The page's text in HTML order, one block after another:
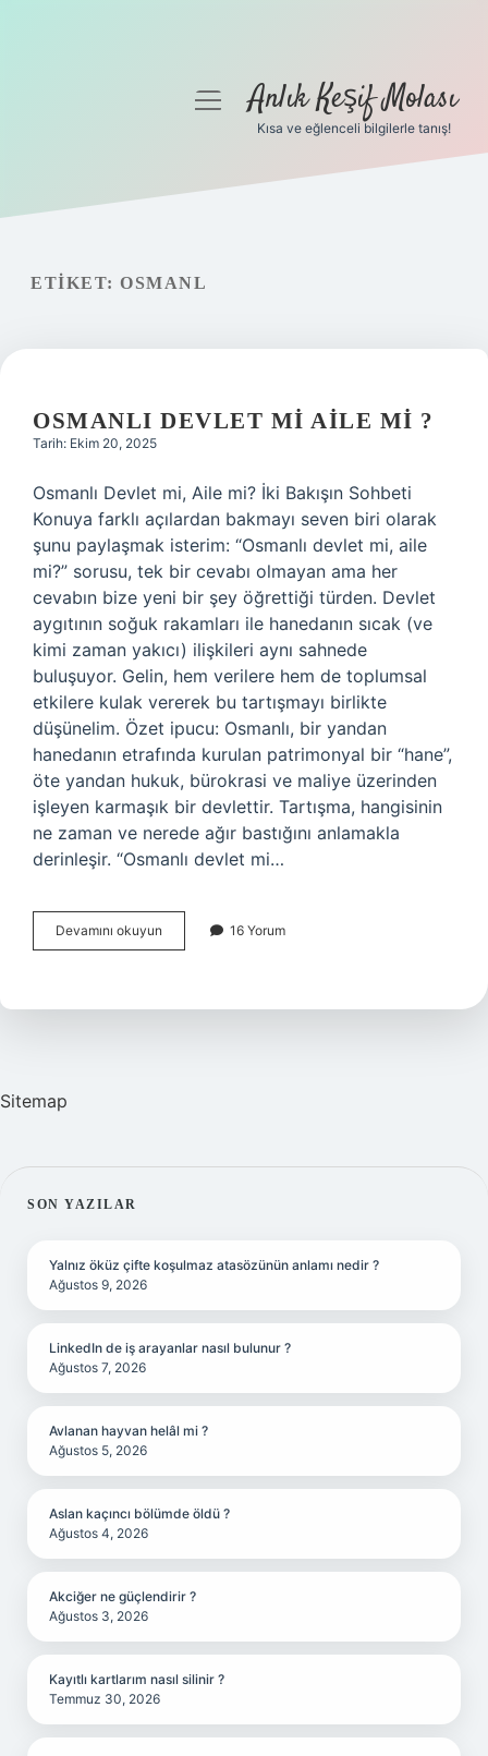
Gizlilik Politikası
menüyüAnlık Keşif Molası
Kısa ve eğlenceli bilgilerle tanış!
ETIKET: OSMANL
OSMANLI DEVLET MI AILE MI ?
Tarih: Ekim 20, 2025
Osmanlı Devlet mi, Aile mi? İki Bakışın Sohbeti
Konuya farklı açılardan bakmayı seven biri olarak
şunu paylaşmak isterim: “Osmanlı devlet mi, aile
mi?” sorusu, tek bir cevabı olmayan ama her
cevabın bize yeni bir şey öğrettiği türden. Devlet
aygıtının soğuk rakamları ile hanedanın sıcak (ve
kimi zaman yakıcı) ilişkileri aynı sahnede
buluşuyor. Gelin, hem verilere hem de toplumsal
etkilere kulak vererek bu tartışmayı birlikte
düşünelim. Özet ipucu: Osmanlı, bir yandan
hanedanın etrafında kurulan patrimonyal bir “hane”,
öte yandan hukuk, bürokrasi ve maliye üzerinden
işleyen karmaşık bir devlettir. Tartışma, hangisinin
ne zaman ve nerede ağır bastığını anlamakla
derinleşir. “Osmanlı devlet mi…
Devamını okuyun
devlet
mi
16 Yorum
Sitemap
SIDEBAR
SON YAZILAR
Yalnız öküz çifte koşulmaz atasözünün anlamı nedir ?
Ağustos 9, 2026
LinkedIn de iş arayanlar nasıl bulunur ?
Ağustos 7, 2026
Avlanan hayvan helâl mi ?
Ağustos 5, 2026
Aslan kaçıncı bölümde öldü ?
Ağustos 4, 2026
Akciğer ne güçlendirir ?
Ağustos 3, 2026
Kayıtlı kartlarım nasıl silinir ?
Temmuz 30, 2026